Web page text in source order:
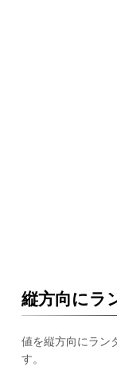
縦方向にラ
値を縦方向にラン
す。